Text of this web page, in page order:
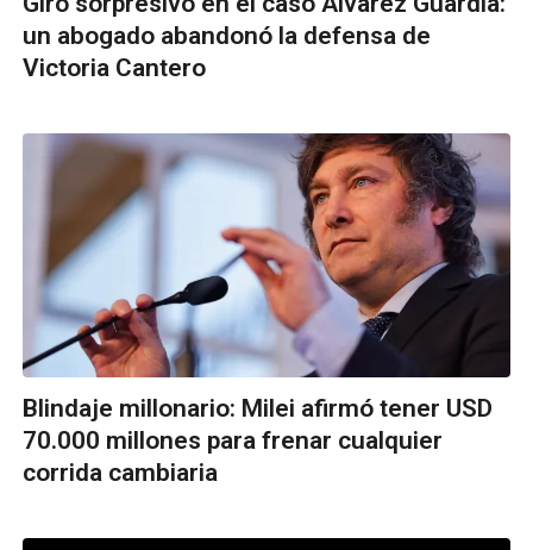
un abogado abandonó la defensa de
Victoria Cantero
Blindaje millonario: Milei afirmó tener USD
70.000 millones para frenar cualquier
corrida cambiaria